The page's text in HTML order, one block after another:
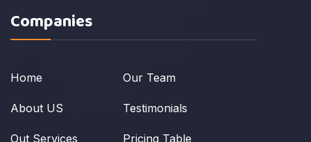
Companies
Home
About US
Out Services
Our Team
Testimonials
Pricing Table